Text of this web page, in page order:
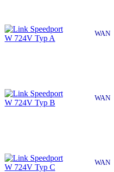
Speedport
W 724V Typ A
WAN
Speedport
W 724V Typ B
WAN
Speedport
W 724V Typ C
WAN